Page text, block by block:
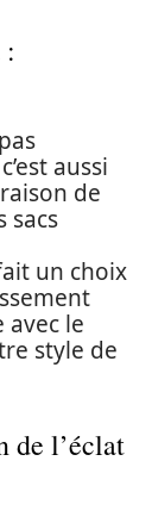
aussi
de
sacs
un choix
avec le
style de
de l’éclat